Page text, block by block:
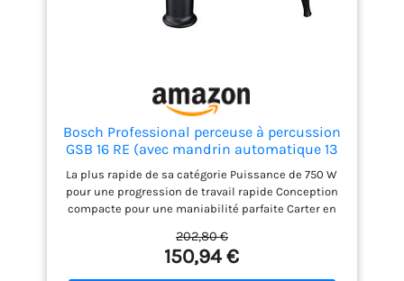
Bosch Professional perceuse à percussion
GSB 16 RE (avec mandrin automatique 13
mm, butée de profondeur 210 mm,
poignée auxiliaire, coffret de transport)
La plus rapide de sa catégorie Puissance de 750 W
pour une progression de travail rapide Conception
compacte pour une maniabilité parfaite Carter en
GSB 16 RE, poignée auxiliaire, butée de profondeur
210 mm, mandrin automatique 13 mm, coffret de
transport
202,80 €
150,94 €